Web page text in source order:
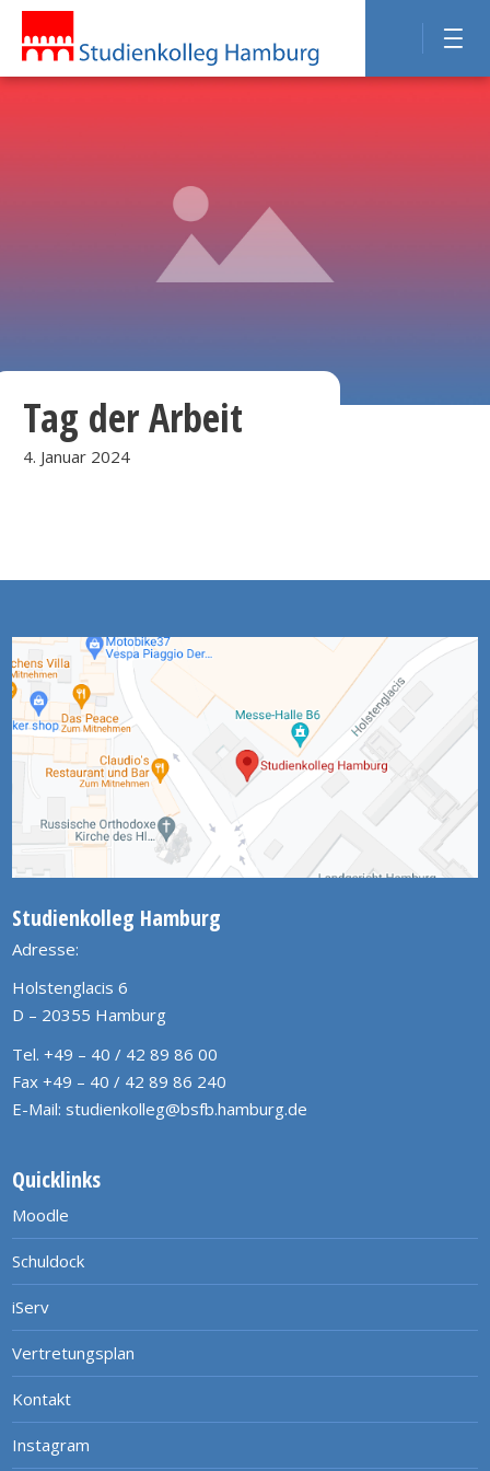
Tag der Arbeit
4. Januar 2024
Studienkolleg Hamburg
Adresse:
Holstenglacis 6
D – 20355 Hamburg
Tel. +49 – 40 / 42 89 86 00
Fax +49 – 40 / 42 89 86 240
E-Mail: studienkolleg@bsfb.hamburg.de
Quicklinks
Moodle
Schuldock
iServ
Vertretungsplan
Kontakt
Instagram